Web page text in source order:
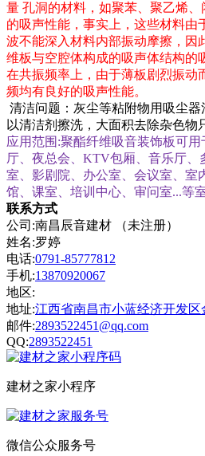
量 孔洞的材料，如聚苯、聚乙烯
的吸声性能，事实上，这些材料由
波不能深入材料内部振动摩擦，因
维板与空腔体构成的吸声体结构的
在共振频率上，由于薄板剧烈振动
频均有良好的吸声性能。
清洁问题：灰尘等粘附物用吸尘
以清洁剂擦洗，大面积去除杂色物
应用范围 :聚酯纤维吸音装饰板可
厅、夜总会、 KTV包厢、音乐厅、
室、影剧院、办公室、会议室、室
馆、课室、培训中心、审问室...等
联系方式
公司:南昌辰音建材 （未注册）
姓名:罗婷
电话:0791-85777812
手机:13870920067
地区:
地址:江西省南昌市小蓝经济开发区
邮件:2893522451@qq.com
QQ:2893522451
建材之家小程序
微信公众服务号